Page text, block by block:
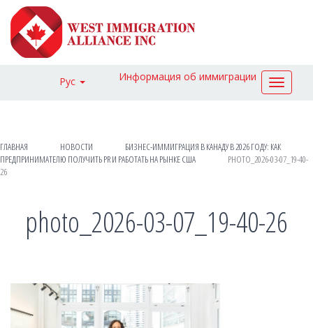
Toggle
Информация об иммиграции
Рус
ГЛАВНАЯ НОВОСТИ
БИЗНЕС-ИММИГРАЦИЯ В КАНАДУ В 2026 ГОДУ: КАК
ПРЕДПРИНИМАТЕЛЮ ПОЛУЧИТЬ PR И РАБОТАТЬ НА РЫНКЕ США
PHOTO_2026-03-07_19-40-
26
photo_2026-03-07_19-40-26